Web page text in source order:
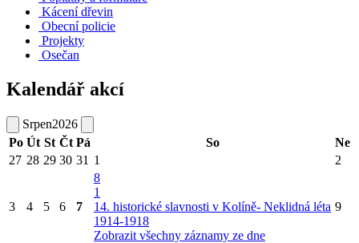
Kácení dřevin
Obecní policie
Projekty
Osečan
Kalendář akcí
Srpen2026
Po Út St Čt Pá So
Ne
27 28 29 30 31 1 2
3 4 5 6 7
8
1
14. historické slavnosti v Kolíně- Neklidná léta
1914-1918
Zobrazit všechny záznamy ze dne
9